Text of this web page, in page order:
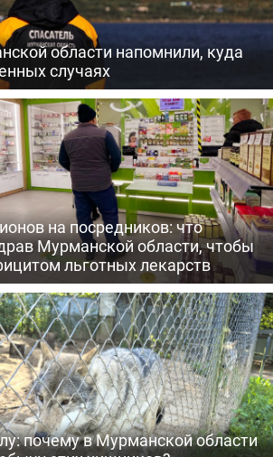
области напомнили, куда
случаях
на посредников: что
Мурманской области, чтобы
льготных лекарств
почему в Мурманской области